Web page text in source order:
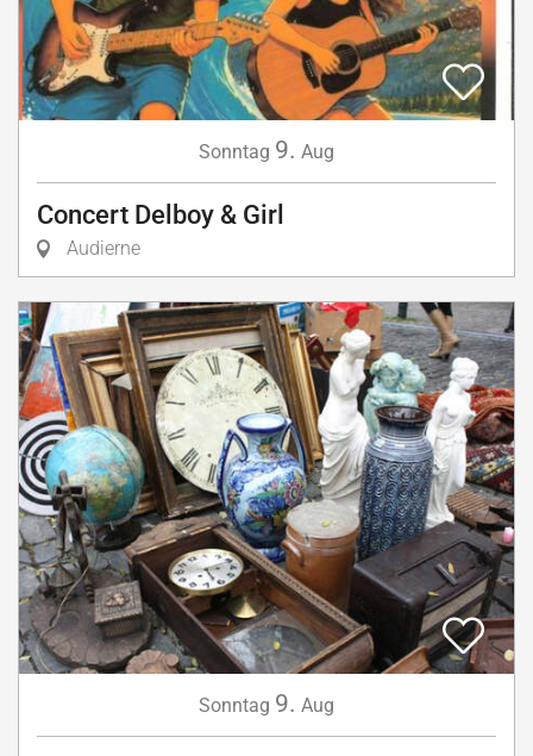
Sonntag 9. Aug
Concert Delboy & Girl
Audierne
Sonntag 9. Aug